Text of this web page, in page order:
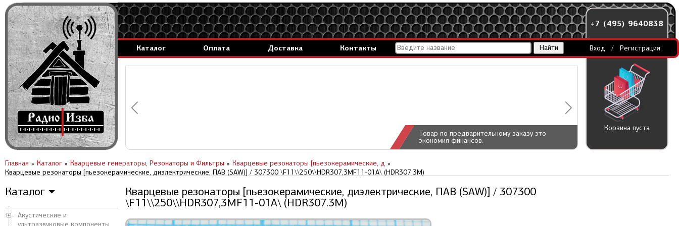
Каталог Оплата Доставка Контакты
генераторы.
за 1 день.
Товар по предварительному заказу это
экономия финансов.
+7 (495) 9640838
Вход / Регистрация
Корзина пуста
Каталог ▼
Акустические и
ультразвуковые компоненты
Кварцевые резонаторы [пьезокерамические, диэлектрические, ПАВ (SAW)] / 307300
\F11\\250\\HDR307,3MF11-01A\ (HDR307.3M)
Главная Каталог Кварцевые генераторы, Резонаторы и Фильтры
Кварцевые резонаторы [пьезокерамические, д
Кварцевые резонаторы [пьезокерамические, диэлектрические, ПАВ (SAW)] / 307300 \F11\\250\\HDR307,3MF11-01A\ (HDR307.3M)